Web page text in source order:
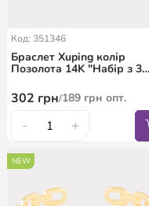
Код: 351346
Браслет Xuping колір
Позолота 14K "Набір з 3
302 грн/189 грн опт.
- +
NEW